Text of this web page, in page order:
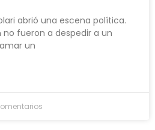
abrió una escena política.
no fueron a despedir a un
un